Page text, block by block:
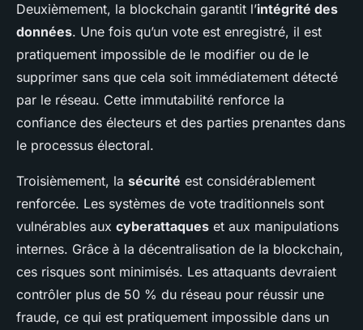
Deuxièmement, la blockchain garantit l’intégrité des
données. Une fois qu’un vote est enregistré, il est
pratiquement impossible de le modifier ou de le
supprimer sans que cela soit immédiatement détecté
par le réseau. Cette immutabilité renforce la
confiance des électeurs et des parties prenantes dans
le processus électoral.
Troisièmement, la sécurité est considérablement
renforcée. Les systèmes de vote traditionnels sont
vulnérables aux cyberattaques et aux manipulations
internes. Grâce à la décentralisation de la blockchain,
ces risques sont minimisés. Les attaquants devraient
contrôler plus de 50 % du réseau pour réussir une
fraude, ce qui est pratiquement impossible dans un